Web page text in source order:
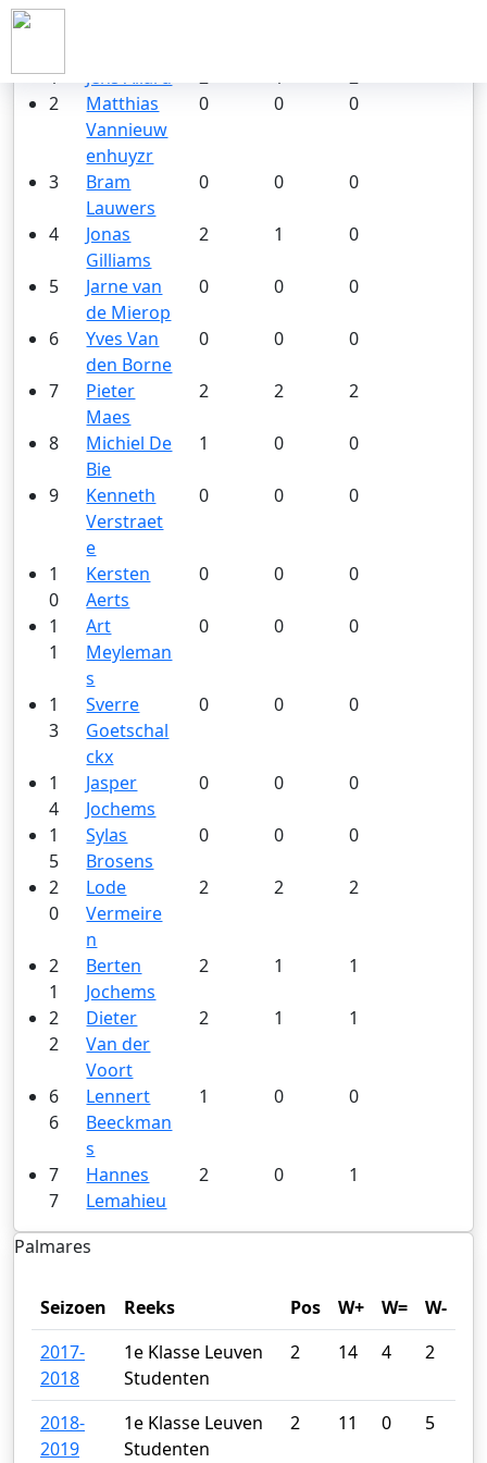
1
Jens Allard 2 1
2
2
Matthias
Vannieuw
enhuyzr
0 0 0
3
Bram
Lauwers
0 0 0
4
Jonas
Gilliams
2 1 0
5
Jarne van
de Mierop
0 0 0
6
Yves Van
den Borne
0 0 0
7
Pieter
Maes
2 2 2
8
Michiel De
Bie
1 0 0
9
Kenneth
Verstraet
e
0 0 0
1
0
Kersten
Aerts
0 0 0
1
1
Art
Meyleman
s
0 0 0
1
3
Sverre
Goetschal
ckx
0 0 0
1
4
Jasper
Jochems
0 0 0
1
5
Sylas
Brosens
0 0 0
2
0
Lode
Vermeire
n
2 2 2
2
1
Berten
Jochems
2 1 1
2
2
Dieter
Van der
Voort
2 1 1
6
6
Lennert
Beeckman
s
1 0 0
7
7
Hannes
Lemahieu
2 0 1
Palmares
Seizoen Reeks Pos W+ W=
W-
2017-
2018
1e Klasse Leuven
Studenten
2 14 4 2
2018-
2019
1e Klasse Leuven
Studenten
2 11 0 5